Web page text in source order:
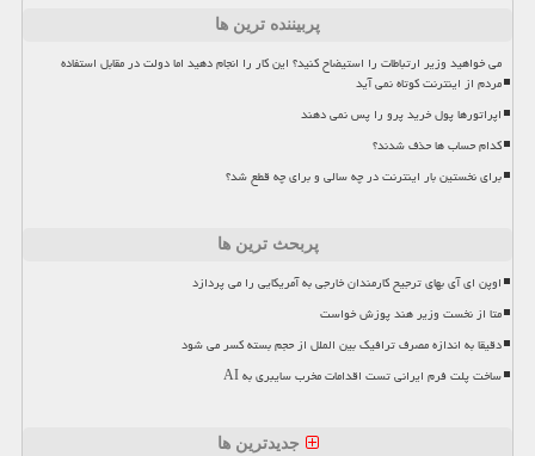
پربیننده ترین ها
می خواهید وزیر ارتباطات را استیضاح کنید؟ این کار را انجام دهید اما دولت در مقابل استفاده
مردم از اینترنت کوتاه نمی آید
اپراتورها پول خرید پرو را پس نمی دهند
کدام حساب ها حذف شدند؟
برای نخستین بار اینترنت در چه سالی و برای چه قطع شد؟
پربحث ترین ها
اوپن ای آی بهای ترجیح کارمندان خارجی به آمریکایی را می پردازد
متا از نخست وزیر هند پوزش خواست
دقیقا به اندازه مصرف ترافیک بین الملل از حجم بسته کسر می شود
ساخت پلت فرم ایرانی تست اقدامات مخرب سایبری به AI
جدیدترین ها